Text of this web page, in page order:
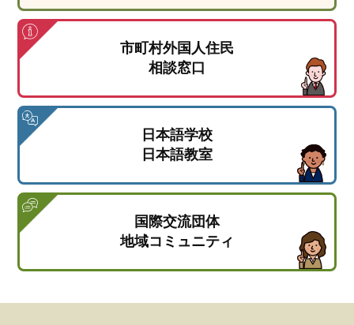
市町村外国人住民
相談窓口
日本語学校
日本語教室
国際交流団体
地域コミュニティ